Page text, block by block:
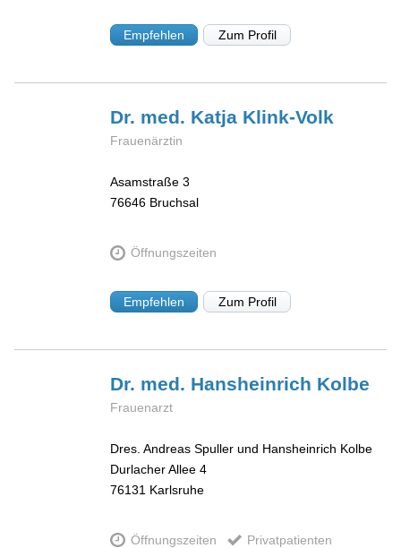
Empfehlen Zum Profil
Dr. med. Katja Klink-Volk
Frauenärztin
Asamstraße 3
76646 Bruchsal
Öffnungszeiten
Empfehlen Zum Profil
Dr. med. Hansheinrich Kolbe
Frauenarzt
Dres. Andreas Spuller und Hansheinrich Kolbe
Durlacher Allee 4
76131 Karlsruhe
Öffnungszeiten Privatpatienten